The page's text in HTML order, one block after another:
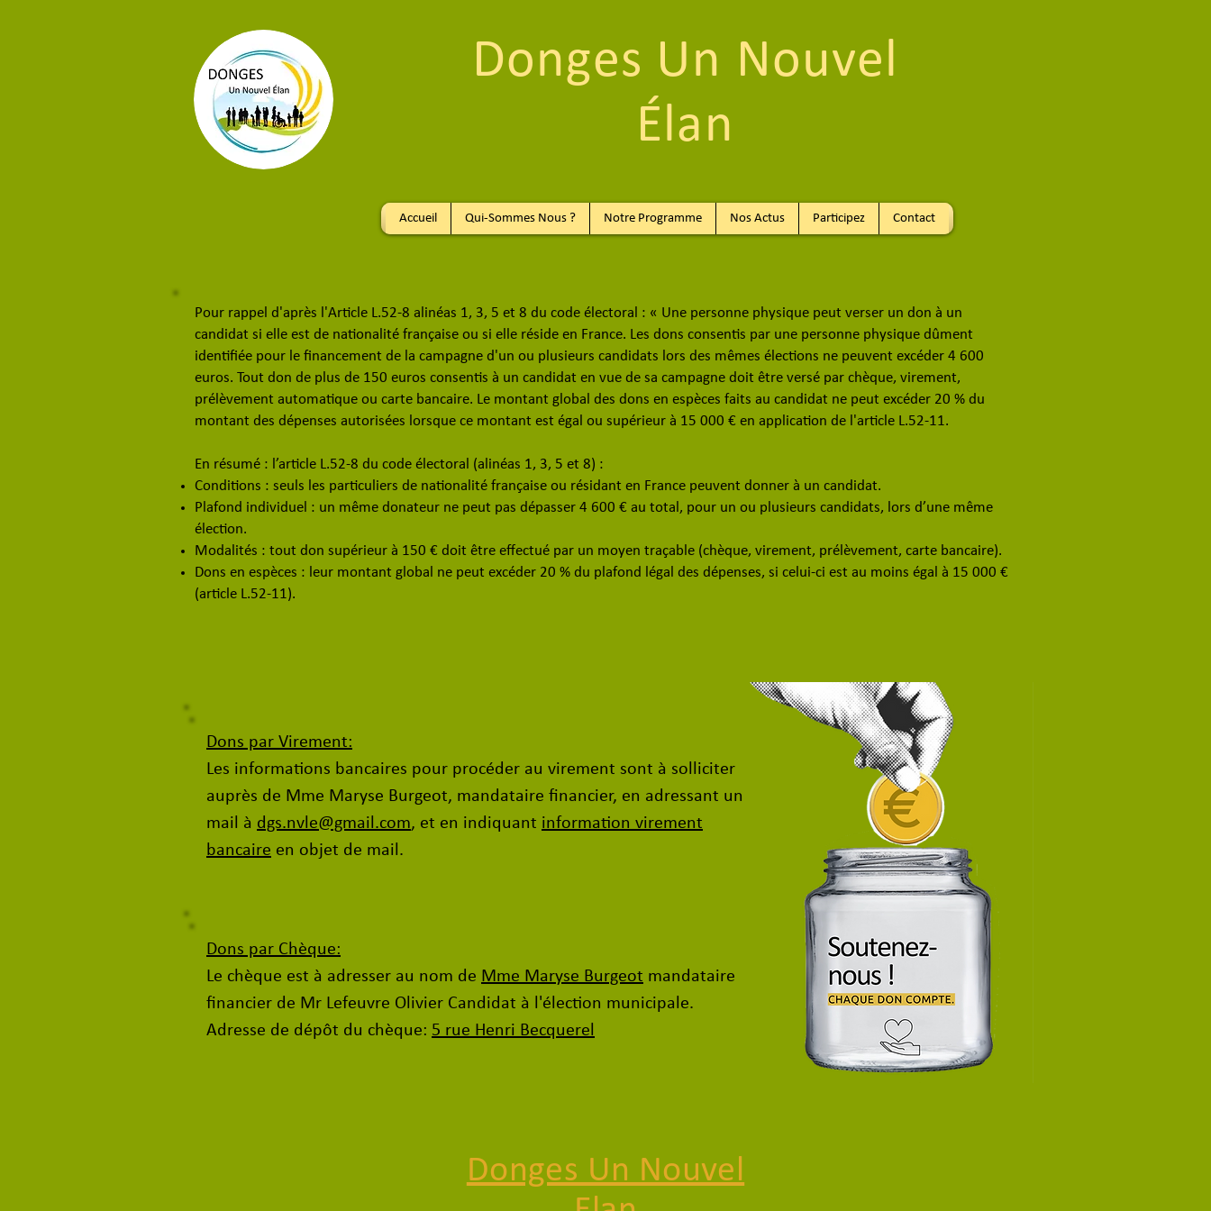
Donges Un Nouvel
Élan
Accueil Qui-Sommes Nous ? Notre Programme Nos Actus Participez Contact
Pour rappel d'après l'Article L.52-8 alinéas 1, 3, 5 et 8 du code électoral : « Une personne physique peut verser un don à un
candidat si elle est de nationalité française ou si elle réside en France. Les dons consentis par une personne physique dûment
identifiée pour le financement de la campagne d'un ou plusieurs candidats lors des mêmes élections ne peuvent excéder 4 600
euros. Tout don de plus de 150 euros consentis à un candidat en vue de sa campagne doit être versé par chèque, virement,
prélèvement automatique ou carte bancaire. Le montant global des dons en espèces faits au candidat ne peut excéder 20 % du
montant des dépenses autorisées lorsque ce montant est égal ou supérieur à 15 000 € en application de l'article L.52-11.
En résumé : l’article L.52-8 du code électoral (alinéas 1, 3, 5 et 8) :
Conditions : seuls les particuliers de nationalité française ou résidant en France peuvent donner à un candidat.
Plafond individuel : un même donateur ne peut pas dépasser 4 600 € au total, pour un ou plusieurs candidats, lors d’une même
élection.
Modalités : tout don supérieur à 150 € doit être effectué par un moyen traçable (chèque, virement, prélèvement, carte bancaire).
Dons en espèces : leur montant global ne peut excéder 20 % du plafond légal des dépenses, si celui-ci est au moins égal à 15 000 €
(article L.52-11).
Dons par Virement:
Les informations bancaires pour procéder au virement sont à solliciter
auprès de Mme Maryse Burgeot, mandataire financier, en adressant un
mail à dgs.nvle@gmail.com, et en indiquant information virement
bancaire en objet de mail.
Dons par Chèque:
Le chèque est à adresser au nom de Mme Maryse Burgeot mandataire
financier de Mr Lefeuvre Olivier Candidat à l'élection municipale.
Adresse de dépôt du chèque: 5 rue Henri Becquerel
Donges Un Nouvel